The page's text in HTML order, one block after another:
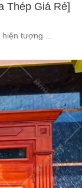
Thép Giá Rẻ]
tượng ...